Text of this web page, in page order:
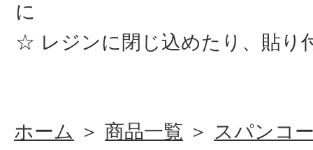
に
レジンに閉じ込めたり、貼り
ホーム ＞ 商品一覧 ＞
スパンコ